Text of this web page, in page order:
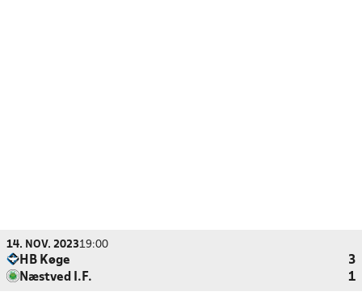
14. NOV. 202319:00
HB Køge
3
Næstved I.F.
1